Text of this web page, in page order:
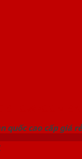
quốc cao cấp giá